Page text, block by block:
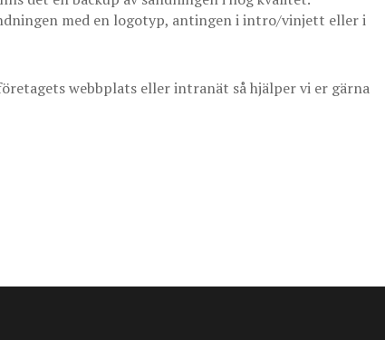
med en logotyp, antingen i intro/vinjett eller i
webbplats eller intranät så hjälper vi er gärna